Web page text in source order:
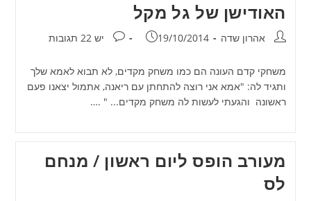
האודישן של גל מקל
מחבר:אהרון שדה פורסם:
19/10/2014 תגובות:
יש 22 תגובות
משחקי קדם העונה הם כמו משחק מקדים, לא תבוא לאמא שלך
ותגיד לה: "אמא אני רוצה להתחתן עם ריאנה, אתמול יצאנו פעם
ראשונה והגעתי לעשות לה משחק מקדים... " .…
מעורב הופס ליום ראשון / מנחם
לס